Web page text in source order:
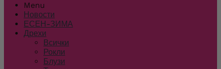
Menu
Новости
ЕСЕН-ЗИМА
Дрехи
Всички
Рокли
Блузи